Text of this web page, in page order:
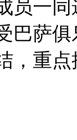
员一
巴萨
，重